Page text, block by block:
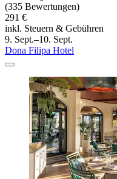
(335 Bewertungen)
291 €
inkl. Steuern & Gebühren
9. Sept.–10. Sept.
Dona Filipa Hotel